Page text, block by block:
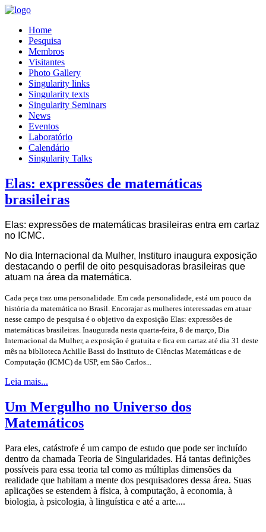
Home
Pesquisa
Membros
Visitantes
Photo Gallery
Singularity links
Singularity texts
Singularity Seminars
News
Eventos
Laboratório
Calendário
Singularity Talks
Elas: expressões de matemáticas
brasileiras
Elas: expressões de matemáticas brasileiras entra em cartaz
no ICMC.
No dia Internacional da Mulher, Instituro inaugura exposição
destacando o perfil de oito pesquisadoras brasileiras que
atuam na área da matemática.
Cada peça traz uma personalidade. Em cada personalidade, está um pouco da
história da matemática no Brasil. Encorajar as mulheres interessadas em atuar
nesse campo de pesquisa é o objetivo da exposição Elas: expressões de
matemáticas brasileiras. Inaugurada nesta quarta-feira, 8 de março, Dia
Internacional da Mulher, a exposição é gratuita e fica em cartaz até dia 31 deste
mês na biblioteca Achille Bassi do Instituto de Ciências Matemáticas e de
Computação (ICMC) da USP, em São Carlos...
Leia mais...
Um Mergulho no Universo dos
Matemáticos
Para eles, catástrofe é um campo de estudo que pode ser incluído
dentro da chamada Teoria de Singularidades. Há tantas definições
possíveis para essa teoria tal como as múltiplas dimensões da
realidade que habitam a mente dos pesquisadores dessa área. Suas
aplicações se estendem à física, à computação, à economia, à
biologia, à psicologia, à linguística e até a arte....